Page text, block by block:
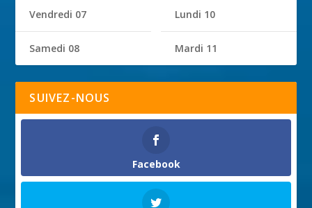
Vendredi 07
Samedi 08
Lundi 10
Mardi 11
SUIVEZ-NOUS
Facebook